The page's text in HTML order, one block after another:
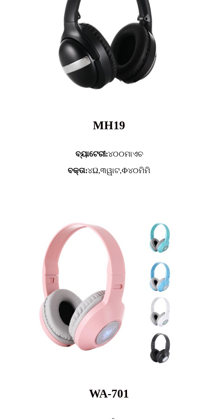
MH19
ବ୍ୟାଟେରୀ:୪୦୦ମାଏଚ
ବକ୍ତା:୪Ω,୩ୱାଟ,Ф୪୦ମିମି
WA-701